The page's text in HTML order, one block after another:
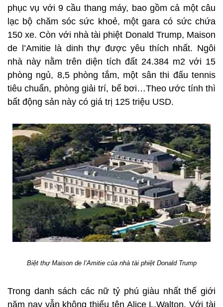
phục vụ với 9 cầu thang máy, bao gồm cả một câu
lạc bộ chăm sóc sức khoẻ, một gara có sức chứa
150 xe. Còn với nhà tài phiệt Donald Trump, Maison
de l’Amitie là dinh thự được yêu thích nhất. Ngôi
nhà này nằm trên diện tích đất 24.384 m2 với 15
phòng ngủ, 8,5 phòng tắm, một sân thi đấu tennis
tiêu chuẩn, phòng giải trí, bể bơi…Theo ước tính thì
bất động sản này có giá trị 125 triệu USD.
Biệt thự Maison de l’Amitie của nhà tài phiệt Donald Trump
Trong danh sách các nữ tỷ phú giàu nhất thế giới
năm nay vẫn không thiếu tên Alice L.Walton. Với tài